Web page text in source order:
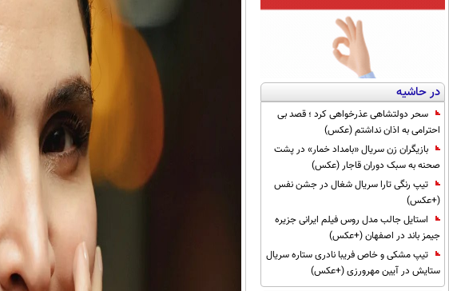
در حاشیه
سحر دولتشاهی عذرخواهی کرد ؛ قصد بی
احترامی به اذان نداشتم (عکس)
بازیگران زن سریال «بامداد خمار» در پشت
صحنه به سبک دوران قاجار (عکس)
تیپ رنگی تارا سریال شغال در جشن نفس
(+عکس)
استایل جالب مدل روس فیلم ایرانی جزیره
جیمز باند در اصفهان (+عکس)
تیپ مشکی و خاص فریبا نادری ستاره سریال
ستایش در آیین مهرورزی (+عکس)